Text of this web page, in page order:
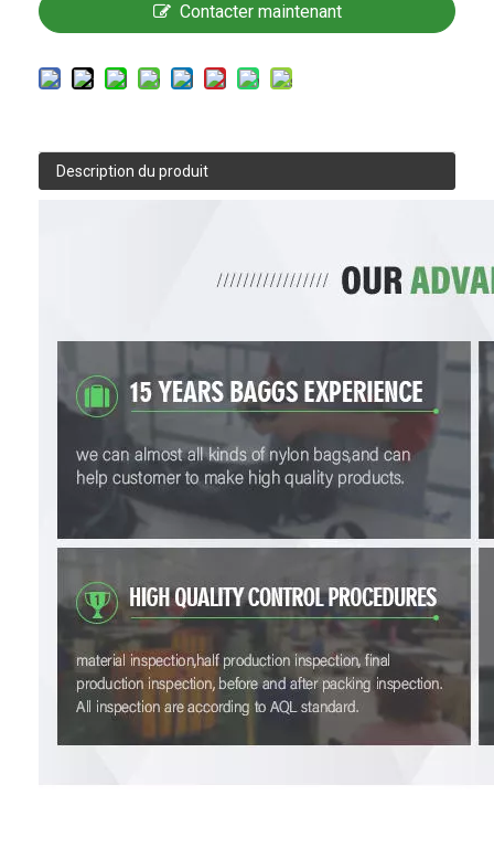
Contacter maintenant
Description du produit